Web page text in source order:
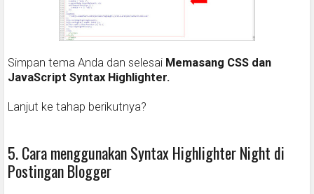
Simpan tema Anda dan selesai Memasang CSS dan
JavaScript Syntax Highlighter.
Lanjut ke tahap berikutnya?
5. Cara menggunakan Syntax Highlighter Night di
Postingan Blogger